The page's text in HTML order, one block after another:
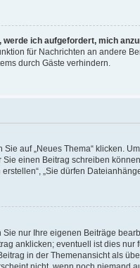
ich aufgefordert, mich
für Nachrichten an andere
durch Gäste verhindern.
auf „Neues Thema“ klicken.
einen Beitrag schreiben
„Sie dürfen
nur Ihre eigenen Beiträge
anklicken; eventuell ist dies
in der Themenansicht als